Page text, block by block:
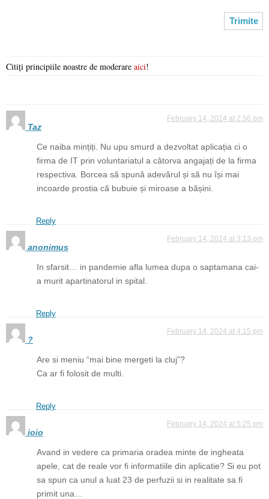
Citiți principiile noastre de moderare aici!
Taz
February 14, 2024 at 2:56 pm
Ce naiba mințiți. Nu upu smurd a dezvoltat aplicația ci o
firma de IT prin voluntariatul a câtorva angajați de la firma
respectiva. Borcea să spună adevărul și să nu își mai
incoarde prostia că bubuie și miroase a bășini.
Reply
anonimus
February 14, 2024 at 3:13 pm
In sfarsit… in pandemie afla lumea dupa o saptamana cai-
a murit apartinatorul in spital.
Reply
?
February 14, 2024 at 4:15 pm
Are si meniu “mai bine mergeti la cluj”?
Ca ar fi folosit de multi.
Reply
ioio
February 14, 2024 at 5:25 pm
Avand in vedere ca primaria oradea minte de ingheata
apele, cat de reale vor fi informatiile din aplicatie? Si eu pot
sa spun ca unul a luat 23 de perfuzii si in realitate sa fi
primit una…